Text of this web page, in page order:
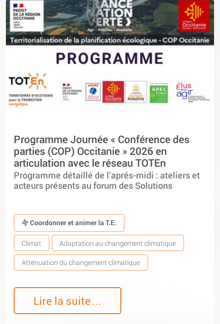
Programme Journée « Conférence des
parties (COP) Occitanie » 2026 en
articulation avec le réseau TOTEn
Programme détaillé de l’aprés-midi : ateliers et
acteurs présents au forum des Solutions
Coordonner et animer la T.E.
Climat Adaptation au changement climatique
Atténuation du changement climatique
Lire la suite…